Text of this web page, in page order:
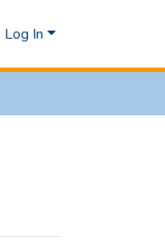
Log In